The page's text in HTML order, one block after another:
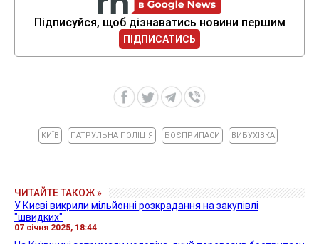
Підписуйся, щоб дізнаватись новини першим
ПІДПИСАТИСЬ
КИЇВ ПАТРУЛЬНА ПОЛІЦІЯ БОЄПРИПАСИ ВИБУХІВКА
ЧИТАЙТЕ ТАКОЖ »
У Києві викрили мільйонні розкрадання на закупівлі
"швидких"
07 січня 2025, 18:44